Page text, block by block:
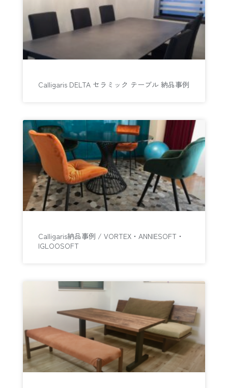
Calligaris DELTA セラミック テーブル 納品事例
Calligaris納品事例 / VORTEX・ANNIESOFT・
IGLOOSOFT